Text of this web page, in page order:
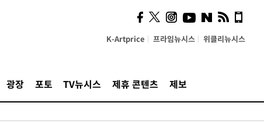
K-Artprice 프라임뉴시스 위클리뉴시스
광장 포토 TV뉴시스 제휴 콘텐츠 제보
사이 해답 찾았죠"…알을
깨고 나온 '초자아'